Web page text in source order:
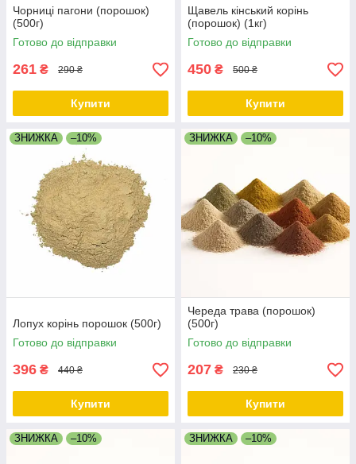
Чорниці пагони (порошок)
(500г)
Готово до відправки
261 ₴ 290 ₴
Купити
Щавель кінський корінь
(порошок) (1кг)
Готово до відправки
450 ₴ 500 ₴
Купити
ЗНИЖКА –10%
Лопух корінь порошок (500г)
Готово до відправки
396 ₴ 440 ₴
Купити
ЗНИЖКА –10%
Череда трава (порошок)
(500г)
Готово до відправки
207 ₴ 230 ₴
Купити
ЗНИЖКА –10% ЗНИЖКА –10%